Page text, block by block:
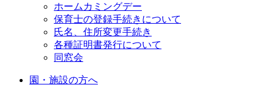
ホームカミングデー
保育士の登録手続きについて
氏名、住所変更手続き
各種証明書発行について
同窓会
園・施設の方へ